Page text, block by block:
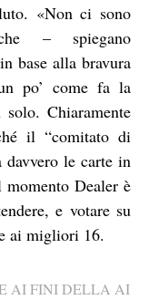
«Non ci sono
– spiegano
base alla bravura
po’ come fa la
Chiaramente
il “comitato di
davvero le carte in
Dealer è
e votare su
ai migliori 16.
AI FINI DELLA AI